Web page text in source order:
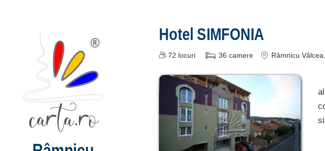
Hotel SIMFONIA
72 locuri 36 camere Râmnicu Vâlcea